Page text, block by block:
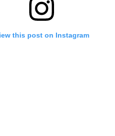
this post on Instagram